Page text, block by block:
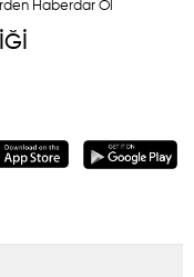
Haberdar Ol